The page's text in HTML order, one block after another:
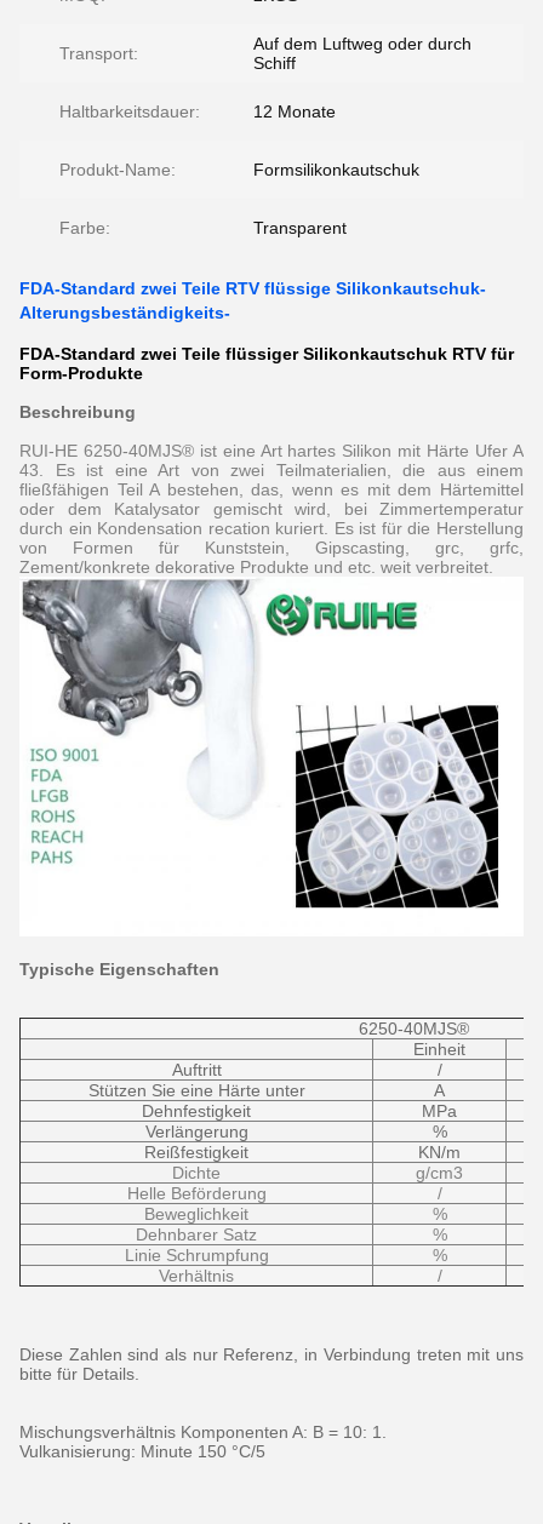
Transport:
Auf dem Luftweg oder durch
Schiff
Haltbarkeitsdauer: 12 Monate
Produkt-Name: Formsilikonkautschuk
Farbe: Transparent
FDA-Standard zwei Teile RTV flüssige Silikonkautschuk-
Alterungsbeständigkeits-
FDA-Standard zwei Teile flüssiger Silikonkautschuk RTV für
Form-Produkte
Beschreibung
RUI-HE 6250-40MJS® ist eine Art hartes Silikon mit Härte Ufer A
43. Es ist eine Art von zwei Teilmaterialien, die aus einem
fließfähigen Teil A bestehen, das, wenn es mit dem Härtemittel
oder dem Katalysator gemischt wird, bei Zimmertemperatur
durch ein Kondensation recation kuriert. Es ist für die Herstellung
von Formen für Kunststein, Gipscasting, grc, grfc,
Zement/konkrete dekorative Produkte und etc. weit verbreitet.
Typische Eigenschaften
6250-40MJS®
Einheit
Auftritt
/
Stützen Sie eine Härte unter
A
Dehnfestigkeit
MPa
Verlängerung
%
Reißfestigkeit
KN/m
Dichte
g/cm3
Helle Beförderung
/
Beweglichkeit
%
Dehnbarer Satz
%
Linie Schrumpfung
%
Verhältnis
/
Diese Zahlen sind als nur Referenz, in Verbindung treten mit uns
bitte für Details.
Mischungsverhältnis Komponenten A: B = 10: 1.
Vulkanisierung: Minute 150 °C/5